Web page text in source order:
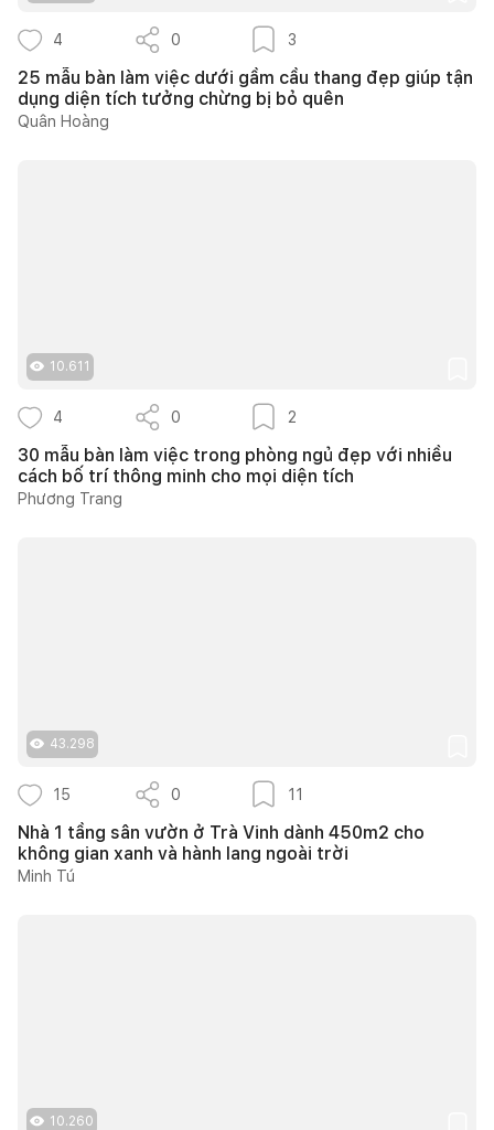
4 0 3
25 mẫu bàn làm việc dưới gầm cầu thang đẹp giúp tận
dụng diện tích tưởng chừng bị bỏ quên
Quân Hoàng
10.611
4 0 2
30 mẫu bàn làm việc trong phòng ngủ đẹp với nhiều
cách bố trí thông minh cho mọi diện tích
Phương Trang
43.298
15 0 11
Nhà 1 tầng sân vườn ở Trà Vinh dành 450m2 cho
không gian xanh và hành lang ngoài trời
Minh Tú
10.260